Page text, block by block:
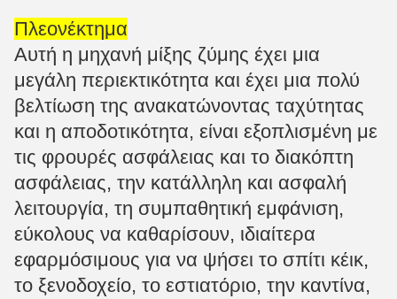
Πλεονέκτημα
Αυτή η μηχανή μίξης ζύμης έχει μια
μεγάλη περιεκτικότητα και έχει μια πολύ
βελτίωση της ανακατώνοντας ταχύτητας
και η αποδοτικότητα, είναι εξοπλισμένη με
τις φρουρές ασφάλειας και το διακόπτη
ασφάλειας, την κατάλληλη και ασφαλή
λειτουργία, τη συμπαθητική εμφάνιση,
εύκολους να καθαρίσουν, ιδιαίτερα
εφαρμόσιμους για να ψήσει το σπίτι κέικ,
το ξενοδοχείο, το εστιατόριο, την καντίνα,